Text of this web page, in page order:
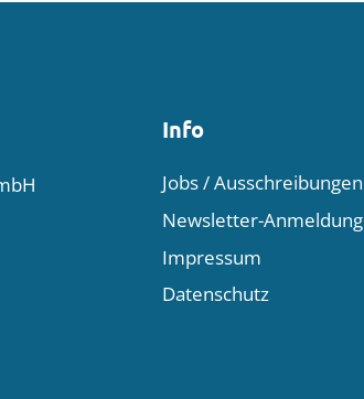
Info
Jobs / Ausschreibungen
Newsletter-Anmeldung
Impressum
Datenschutz